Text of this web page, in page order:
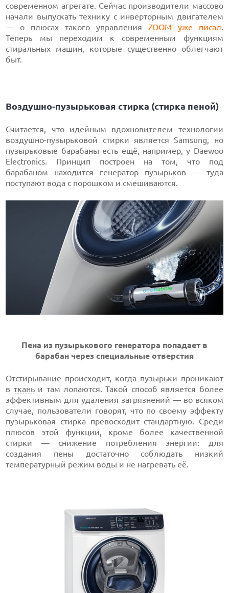
современном агрегате. Сейчас производители массово
начали выпускать технику с инверторным двигателем
— о плюсах такого управления ZOOM уже писал.
Теперь мы переходим к современным функциям
стиральных машин, которые существенно облегчают
быт.
Воздушно-пузырьковая стирка (стирка пеной)
Считается, что идейным вдохновителем технологии
воздушно-пузырьковой стирки является Samsung, но
пузырьковые барабаны есть ещё, например, у Daewoo
Electronics. Принцип построен на том, что под
барабаном находится генератор пузырьков — туда
поступают вода с порошком и смешиваются.
Пена из пузырькового генератора попадает в
барабан через специальные отверстия
Отстирывание происходит, когда пузырьки проникают
в тканьи там лопаются. Такой способ является более
эффективным для удаления загрязнений — во всяком
случае, пользователи говорят, что по своему эффекту
пузырьковая стирка превосходит стандартную. Среди
плюсов этой функции, кроме более качественной
стирки — снижение потребления энергии: для
создания пены достаточно соблюдать низкий
температурный режим воды и не нагревать её.